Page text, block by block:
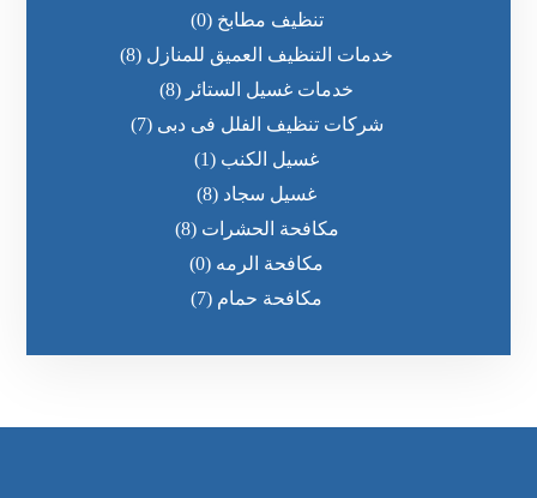
تنظيف مطابخ (0)
خدمات التنظيف العميق للمنازل (8)
خدمات غسيل الستائر (8)
شركات تنظيف الفلل فى دبى (7)
غسيل الكنب (1)
غسيل سجاد (8)
مكافحة الحشرات (8)
مكافحة الرمه (0)
مكافحة حمام (7)